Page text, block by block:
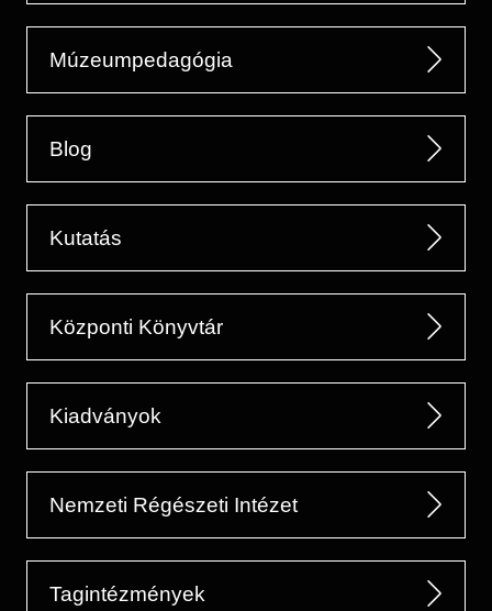
Múzeumpedagógia
Blog
Kutatás
Központi Könyvtár
Kiadványok
Nemzeti Régészeti Intézet
Tagintézmények